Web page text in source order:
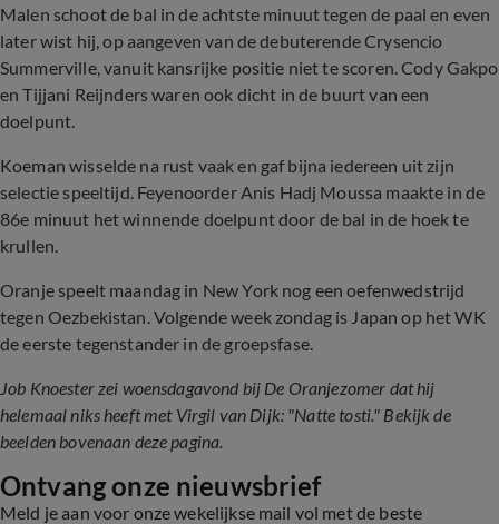
Malen schoot de bal in de achtste minuut tegen de paal en even
later wist hij, op aangeven van de debuterende Crysencio
Summerville, vanuit kansrijke positie niet te scoren. Cody Gakpo
en Tijjani Reijnders waren ook dicht in de buurt van een
doelpunt.
Koeman wisselde na rust vaak en gaf bijna iedereen uit zijn
selectie speeltijd. Feyenoorder Anis Hadj Moussa maakte in de
86e minuut het winnende doelpunt door de bal in de hoek te
krullen.
Oranje speelt maandag in New York nog een oefenwedstrijd
tegen Oezbekistan. Volgende week zondag is Japan op het WK
de eerste tegenstander in de groepsfase.
Job Knoester zei woensdagavond bij De Oranjezomer dat hij
helemaal niks heeft met Virgil van Dijk: "Natte tosti." Bekijk de
beelden bovenaan deze pagina.
Ontvang onze nieuwsbrief
Meld je aan voor onze wekelijkse mail vol met de beste